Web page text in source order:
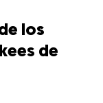
los
de